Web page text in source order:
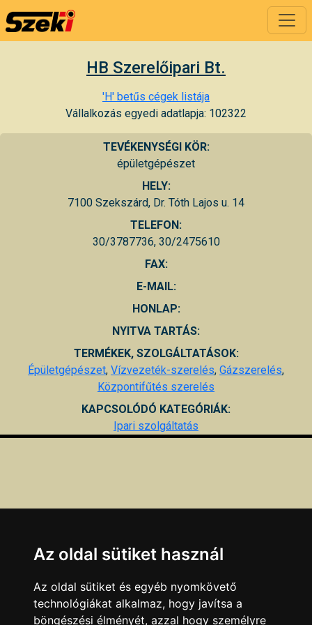
HB Szerelőipari Bt.
'H' betűs cégek listája
Vállalkozás egyedi adatlapja: 102322
TEVÉKENYSÉGI KÖR:
épületgépészet
HELY:
7100 Szekszárd, Dr. Tóth Lajos u. 14
TELEFON:
30/3787736, 30/2475610
FAX:
E-MAIL:
HONLAP:
NYITVA TARTÁS:
TERMÉKEK, SZOLGÁLTATÁSOK:
Épületgépészet, Vízvezeték-szerelés, Gázszerelés,
Központifűtés szerelés
KAPCSOLÓDÓ KATEGÓRIÁK:
Ipari szolgáltatás
Az oldal sütiket használ
Az oldal sütiket és egyéb nyomkövető
technológiákat alkalmaz, hogy javítsa a
böngészési élményét, azzal hogy személyre